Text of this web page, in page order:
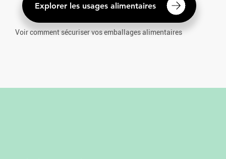
Voir comment sécuriser vos emballages alimentaires